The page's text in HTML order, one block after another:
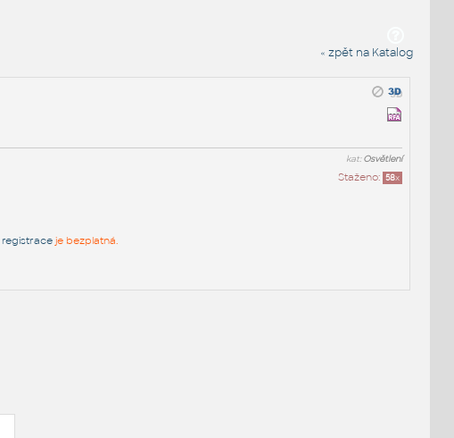
« zpět na Katalog
kat:Osvětlení
Staženo: 58x
registraceje bezplatná.